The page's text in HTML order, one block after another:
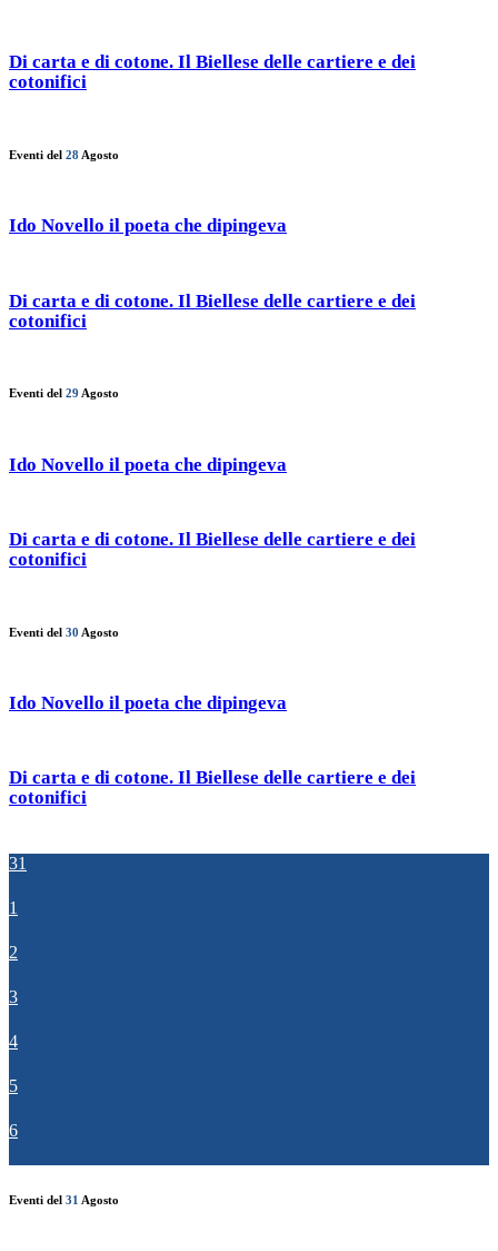
Di carta e di cotone. Il Biellese delle cartiere e dei
cotonifici
Eventi del 28 Agosto
Ido Novello il poeta che dipingeva
Di carta e di cotone. Il Biellese delle cartiere e dei
cotonifici
Eventi del 29 Agosto
Ido Novello il poeta che dipingeva
Di carta e di cotone. Il Biellese delle cartiere e dei
cotonifici
Eventi del 30 Agosto
Ido Novello il poeta che dipingeva
Di carta e di cotone. Il Biellese delle cartiere e dei
cotonifici
31
1
2
3
4
5
6
Eventi del 31 Agosto